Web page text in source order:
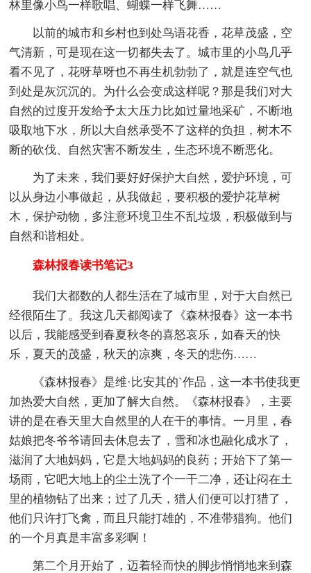
林里像小鸟一样歌唱、蝴蝶一样飞舞……
以前的城市和乡村也到处鸟语花香，花草茂盛，空
气清新，可是现在这一切都失去了。城市里的小鸟几乎
看不见了，花呀草呀也不再生机勃勃了，就是连空气也
到处是灰沉沉的。为什么会变成这样呢？那是我们对大
自然的过度开发给予太大压力比如过量地采矿，不断地
吸取地下水，所以大自然承受不了这样的负担，树木不
断的砍伐、自然灾害不断发生，生态环境不断恶化。
为了未来，我们要好好保护大自然，爱护环境，可
以从身边小事做起，从我做起，要积极的爱护花草树
木，保护动物，多注意环境卫生不乱垃圾，积极做到与
自然和谐相处。
森林报春读书笔记3
我们大都数的人都生活在了城市里，对于大自然已
经很陌生了。我这几天都阅读了《森林报春》这一本书
以后，我能感受到春夏秋冬的喜怒哀乐，如春天的快
乐，夏天的茂盛，秋天的凉爽，冬天的悲伤……
《森林报春》是维·比安其的`作品，这一本书使我更
加热爱大自然，更加了解大自然。《森林报春》，主要
讲的是在春天里大自然里的人在干的事情。一月里，春
姑娘把冬爷爷请回去休息去了，雪和冰也融化成水了，
滋润了大地妈妈，它是大地妈妈的良药；开始下了第一
场雨，它吧大地上的尘土洗了个一干二净，还让闷在土
里的植物钻了出来；过了几天，猎人们便可以打猎了，
他们只许打飞禽，而且只能打雄的，不准带猎狗。他们
的一个月真是丰富多彩啊！
第二个月开始了，迈着轻而快的脚步悄悄地来到森